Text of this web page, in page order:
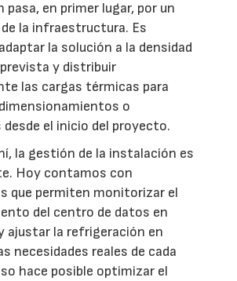
en primer lugar, por un
la infraestructura. Es
la solución a la densidad
y distribuir
las cargas térmicas para
o
el inicio del proyecto.
la gestión de la instalación es
Hoy contamos con
que permiten monitorizar el
del centro de datos en
ajustar la refrigeración en
necesidades reales de cada
hace posible optimizar el